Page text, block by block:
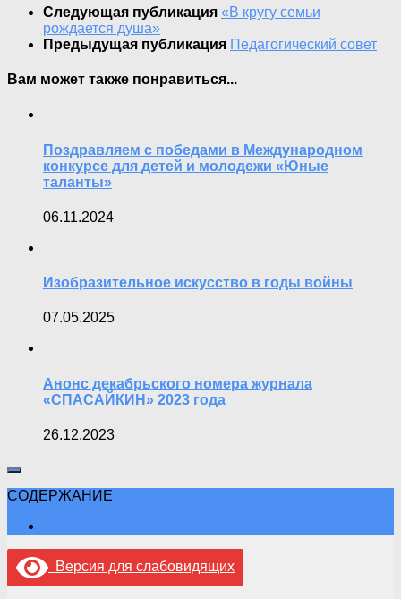
Следующая публикация «В кругу семьи
рождается душа»
Предыдущая публикация Педагогический совет
Вам может также понравиться...
Поздравляем с победами в Международном
конкурсе для детей и молодежи «Юные
таланты»
06.11.2024
Изобразительное искусство в годы войны
07.05.2025
Анонс декабрьского номера журнала
«СПАСАЙКИН» 2023 года
26.12.2023
СОДЕРЖАНИЕ
Версия для слабовидящих